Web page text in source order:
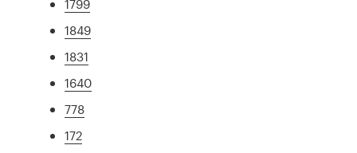
1799
1849
1831
1640
778
172